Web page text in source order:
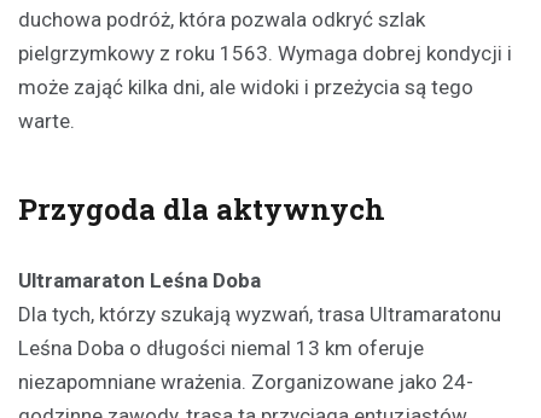
duchowa podróż, która pozwala odkryć szlak
pielgrzymkowy z roku 1563. Wymaga dobrej kondycji i
może zająć kilka dni, ale widoki i przeżycia są tego
warte.
Przygoda dla aktywnych
Ultramaraton Leśna Doba
Dla tych, którzy szukają wyzwań, trasa Ultramaratonu
Leśna Doba o długości niemal 13 km oferuje
niezapomniane wrażenia. Zorganizowane jako 24-